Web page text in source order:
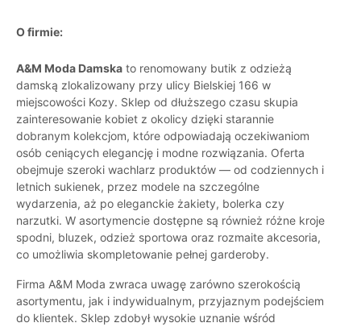
O firmie:
A&M Moda Damska to renomowany butik z odzieżą
damską zlokalizowany przy ulicy Bielskiej 166 w
miejscowości Kozy. Sklep od dłuższego czasu skupia
zainteresowanie kobiet z okolicy dzięki starannie
dobranym kolekcjom, które odpowiadają oczekiwaniom
osób ceniących elegancję i modne rozwiązania. Oferta
obejmuje szeroki wachlarz produktów — od codziennych i
letnich sukienek, przez modele na szczególne
wydarzenia, aż po eleganckie żakiety, bolerka czy
narzutki. W asortymencie dostępne są również różne kroje
spodni, bluzek, odzież sportowa oraz rozmaite akcesoria,
co umożliwia skompletowanie pełnej garderoby.
Firma A&M Moda zwraca uwagę zarówno szerokością
asortymentu, jak i indywidualnym, przyjaznym podejściem
do klientek. Sklep zdobył wysokie uznanie wśród